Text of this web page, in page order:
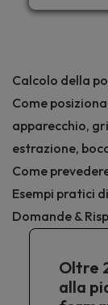
Calcolo della
Come
apparecchio,
estrazione,
Come
Esempi pratici
Domande &
Oltre
alla